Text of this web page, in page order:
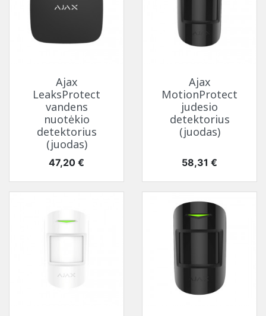
Ajax
LeaksProtect
vandens
nuotėkio
detektorius
(juodas)
Kaina
47,20 €
Ajax
MotionProtect
judesio
detektorius
(juodas)
Kaina
58,31 €